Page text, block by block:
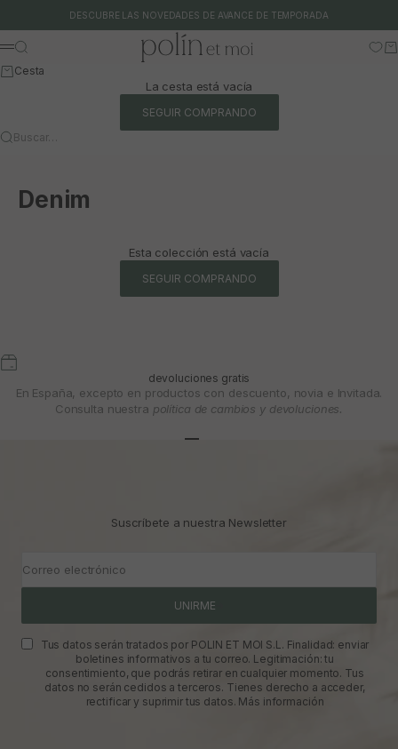
DESCUBRE LAS NOVEDADES DE AVANCE DE TEMPORADA
Polín et moi
Menú
Buscar
Cesta
La cesta está vacía
SEGUIR COMPRANDO
Buscar…
Denim
Esta colección está vacía
SEGUIR COMPRANDO
devoluciones gratis
En España, excepto en productos con descuento, novia e Invitada.
Consulta nuestra política de cambios y devoluciones.
Suscríbete a nuestra Newsletter
Correo electrónico
UNIRME
Tus datos serán tratados por POLIN ET MOI S.L. Finalidad: enviar
boletines informativos a tu correo. Legitimación: tu
consentimiento, que podrás retirar en cualquier momento. Tus
datos no serán cedidos a terceros. Tienes derecho a acceder,
rectificar y suprimir tus datos. Más información